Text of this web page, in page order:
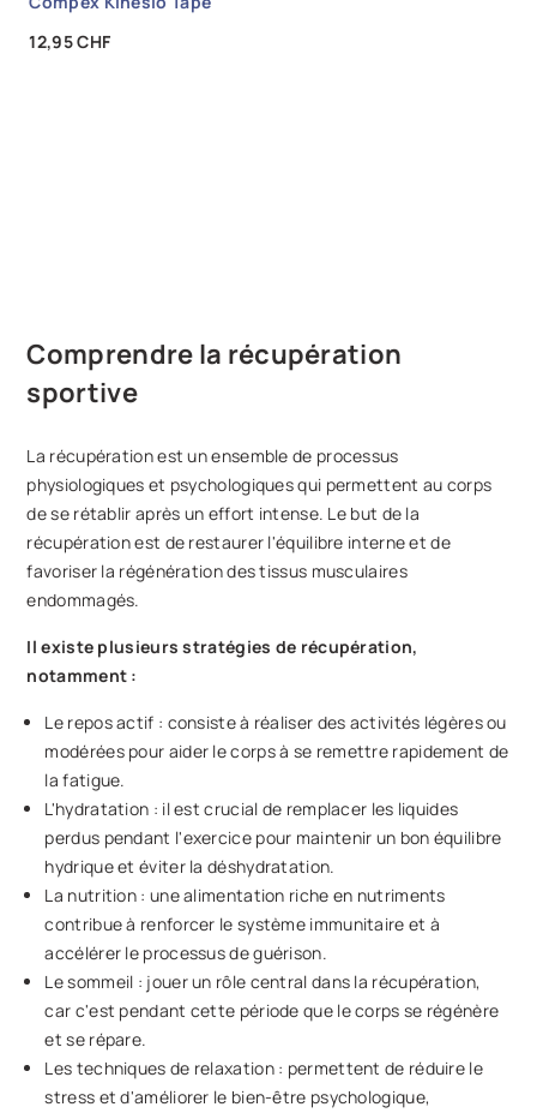
Prix
12,95 CHF
Comprendre la récupération
sportive
La récupération est un ensemble de processus
physiologiques et psychologiques qui permettent au corps
de se rétablir après un effort intense. Le but de la
récupération est de restaurer l'équilibre interne et de
favoriser la régénération des tissus musculaires
endommagés.
Il existe plusieurs stratégies de récupération,
notamment :
Le repos actif : consiste à réaliser des activités légères ou
modérées pour aider le corps à se remettre rapidement de
la fatigue.
L'hydratation : il est crucial de remplacer les liquides
perdus pendant l'exercice pour maintenir un bon équilibre
hydrique et éviter la déshydratation.
La nutrition : une alimentation riche en nutriments
contribue à renforcer le système immunitaire et à
accélérer le processus de guérison.
Le sommeil : jouer un rôle central dans la récupération,
car c'est pendant cette période que le corps se régénère
et se répare.
Les techniques de relaxation : permettent de réduire le
stress et d'améliorer le bien-être psychologique,